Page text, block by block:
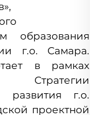
образования
г.о. Самара.
в рамках
Стратегии
развития г.о.
проектной